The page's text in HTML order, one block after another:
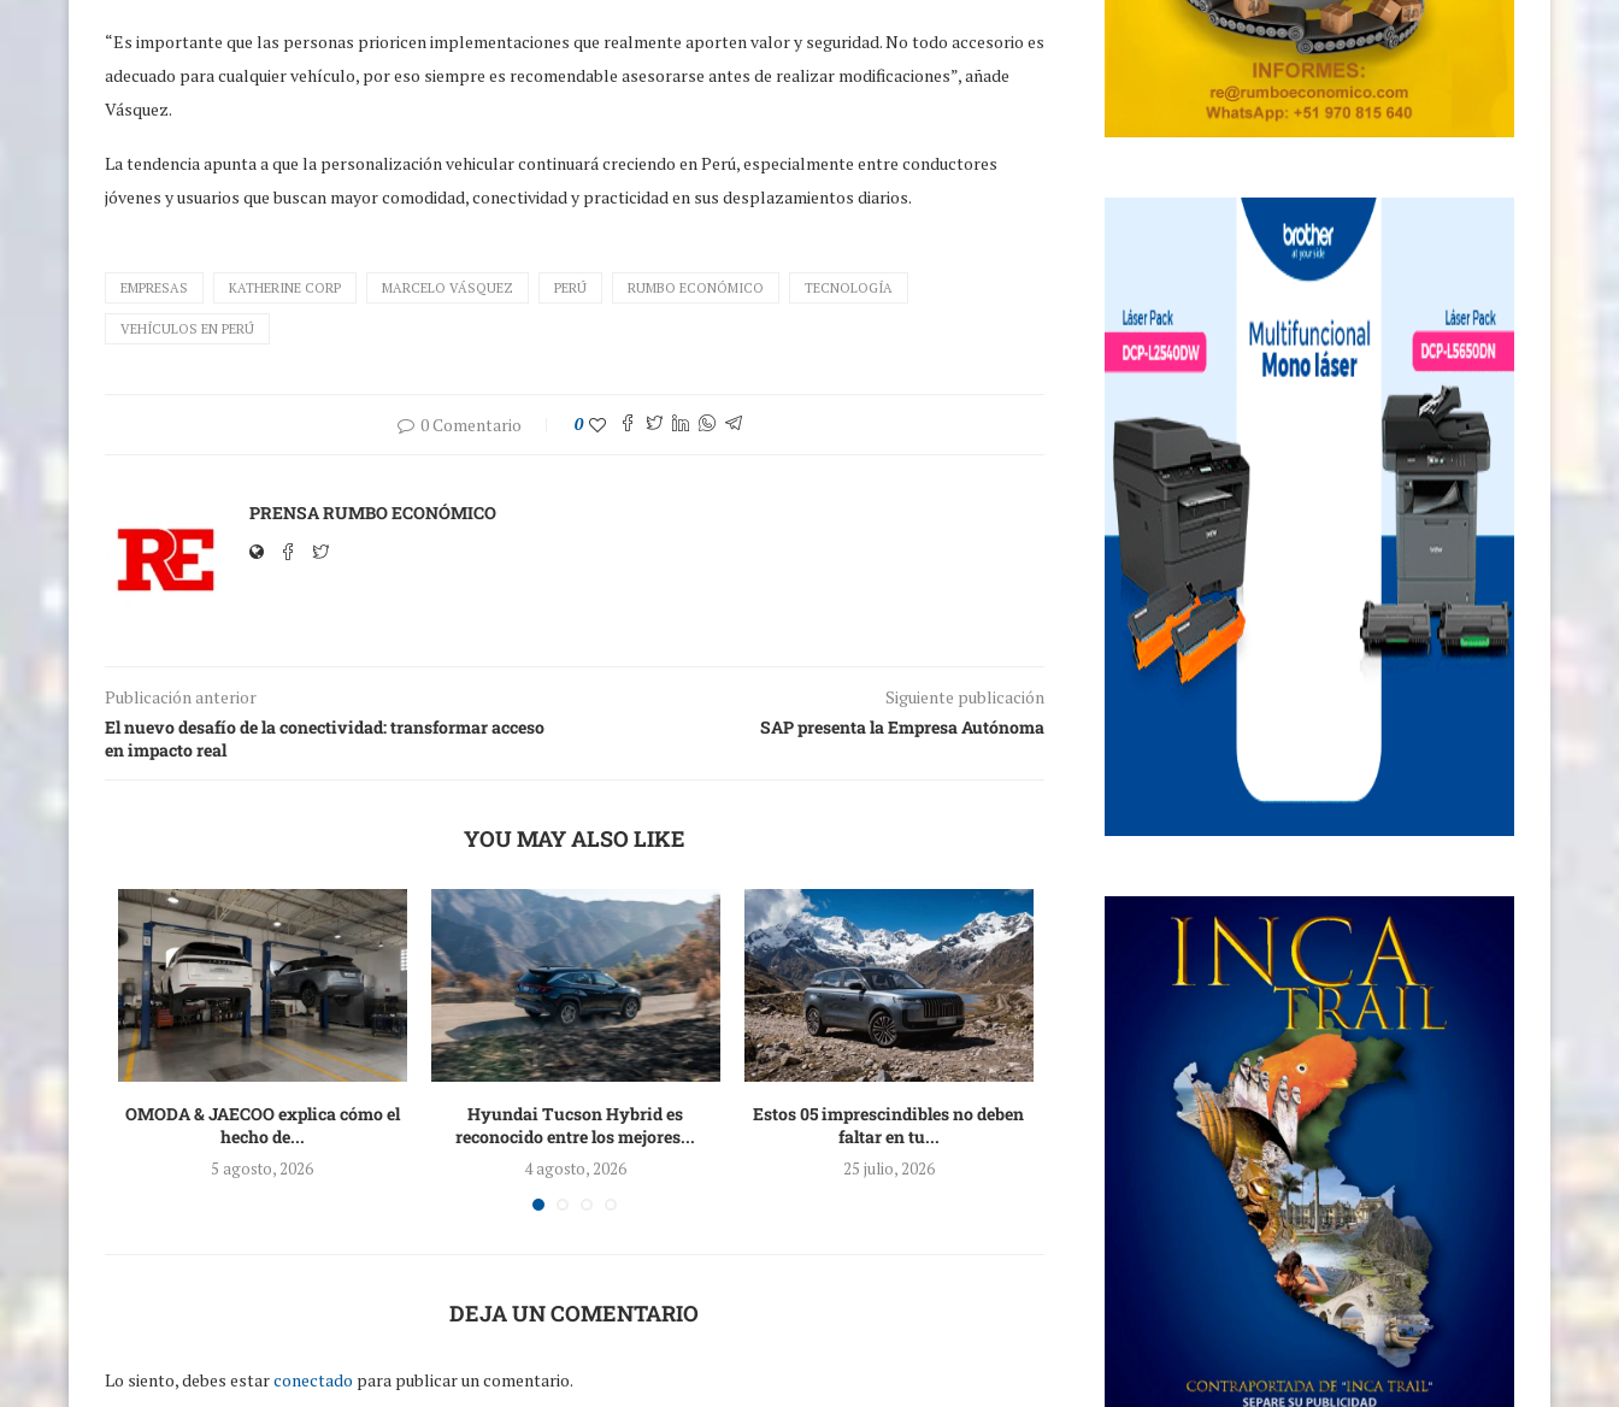
“Es importante que las personas prioricen implementaciones que realmente aporten valor y seguridad. No todo accesorio es
adecuado para cualquier vehículo, por eso siempre es recomendable asesorarse antes de realizar modificaciones”, añade
Vásquez.
La tendencia apunta a que la personalización vehicular continuará creciendo en Perú, especialmente entre conductores
jóvenes y usuarios que buscan mayor comodidad, conectividad y practicidad en sus desplazamientos diarios.
EMPRESAS KATHERINE CORP MARCELO VÁSQUEZ PERÚ RUMBO ECONÓMICO TECNOLOGÍA
VEHÍCULOS EN PERÚ
0 Comentario 0
PRENSA RUMBO ECONÓMICO
Publicación anterior
El nuevo desafío de la conectividad: transformar acceso
en impacto real
Siguiente publicación
SAP presenta la Empresa Autónoma
YOU MAY ALSO LIKE
OMODA & JAECOO explica cómo el
hecho de...
5 agosto, 2026
Hyundai Tucson Hybrid es
reconocido entre los mejores...
4 agosto, 2026
Estos 05 imprescindibles no deben
faltar en tu...
25 julio, 2026
Ford Perú recibe a los estudiantes
del programa...
25 julio, 2026
DEJA UN COMENTARIO
Lo siento, debes estarconectado para publicar un comentario.